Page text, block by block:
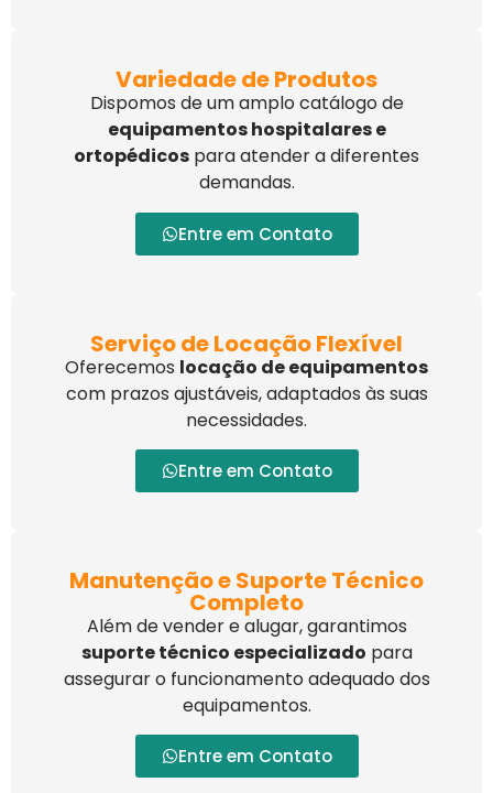
Variedade de Produtos
Dispomos de um amplo catálogo de
equipamentos hospitalares e
ortopédicos para atender a diferentes
demandas.
Entre em Contato
Serviço de Locação Flexível
Oferecemos locação de equipamentos
com prazos ajustáveis, adaptados às suas
necessidades.
Entre em Contato
Manutenção e Suporte Técnico
Completo
Além de vender e alugar, garantimos
suporte técnico especializado para
assegurar o funcionamento adequado dos
equipamentos.
Entre em Contato